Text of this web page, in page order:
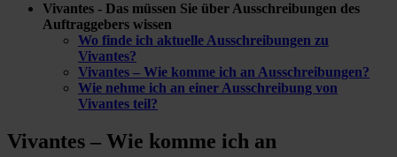
Vivantes - Das müssen Sie über Ausschreibungen des
Auftraggebers wissen
Wo finde ich aktuelle Ausschreibungen zu
Vivantes?
Vivantes – Wie komme ich an Ausschreibungen?
Wie nehme ich an einer Ausschreibung von
Vivantes teil?
Vivantes – Wie komme ich an